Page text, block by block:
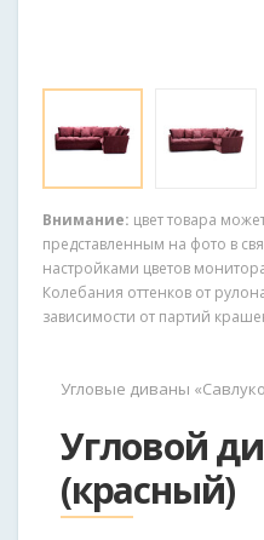
Внимание: цвет товара
представленным на фото в
настройками цветов
Колебания оттенков от
зависимости от партий
Угловые диваны
Угловой
(красный)